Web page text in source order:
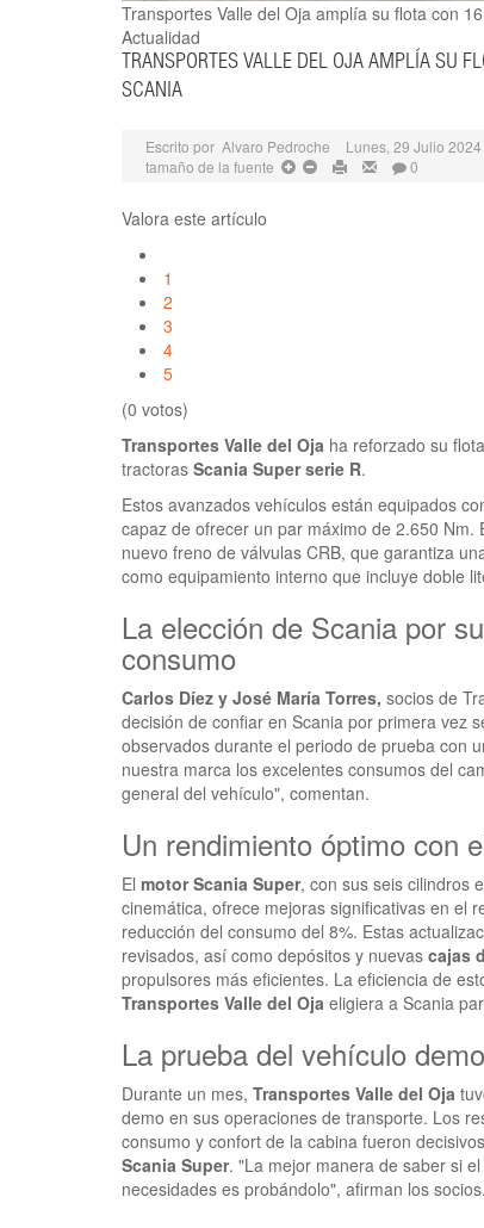
Transportes Valle del Oja amplía su flota con
Actualidad
TRANSPORTES VALLE DEL OJA AMPLÍA SU
SCANIA
Escrito por Alvaro Pedroche
Lunes, 29 Julio 2024
tamaño de la fuente
0
Valora este artículo
1
2
3
4
5
(0 votos)
Transportes Valle del Oja ha reforzado su
tractoras Scania Super serie R.
Estos avanzados vehículos están equipados
capaz de ofrecer un par máximo de 2.650 Nm.
nuevo freno de válvulas CRB, que garantiza
como equipamiento interno que incluye doble
La elección de Scania por
consumo
Carlos Díez y José María Torres, socios de
decisión de confiar en Scania por primera vez
observados durante el periodo de prueba con
nuestra marca los excelentes consumos del
general del vehículo", comentan.
Un rendimiento óptimo con
El motor Scania Super, con sus seis cilindros
cinemática, ofrece mejoras significativas en el
reducción del consumo del 8%. Estas
revisados, así como depósitos y nuevas cajas
propulsores más eficientes. La eficiencia de
Transportes Valle del Oja eligiera a Scania
La prueba del vehículo demo
Durante un mes, Transportes Valle del Oja
demo en sus operaciones de transporte. Los
consumo y confort de la cabina fueron
Scania Super. "La mejor manera de saber si
necesidades es probándolo", afirman los socios.